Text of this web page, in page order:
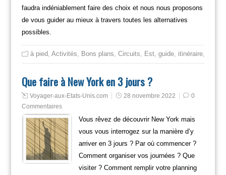
faudra indéniablement faire des choix et nous nous proposons
de vous guider au mieux à travers toutes les alternatives
possibles.
à pied Activités Bons plans Circuits Est, guide, itinéraire,
Que faire à New York en 3 jours ?
Voyager-aux-Etats-Unis.com 28 novembre 2022
0
Commentaires
Vous rêvez de découvrir New York mais
vous vous interrogez sur la manière d’y
arriver en 3 jours ? Par où commencer ?
Comment organiser vos journées ? Que
visiter ? Comment remplir votre planning